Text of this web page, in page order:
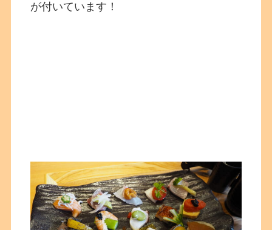
が付いています！